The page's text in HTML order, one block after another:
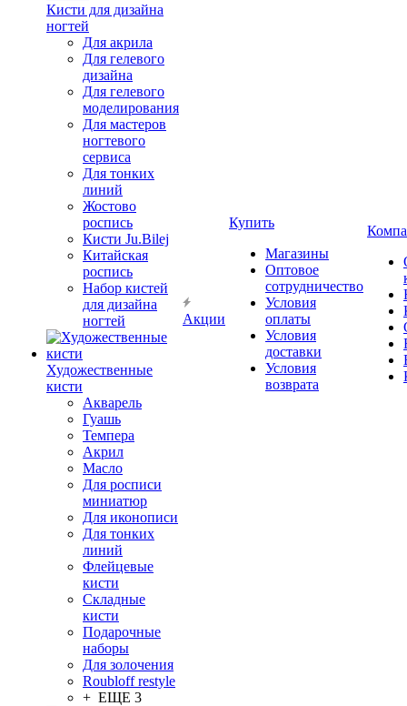
Кисти для дизайна
ногтей
Для акрила
Для гелевого
дизайна
Для гелевого
моделирования
Для мастеров
ногтевого
сервиса
Для тонких
линий
Жостово
роспись
Кисти Ju.Bilej
Китайская
роспись
Набор кистей
для дизайна
ногтей
Художественные
кисти
Акварель
Гуашь
Темпера
Акрил
Масло
Для росписи
миниатюр
Для иконописи
Для тонких
линий
Флейцевые
кисти
Складные
кисти
Подарочные
наборы
Для золочения
Roubloff restyle
+ ЕЩЕ 3
Акции
Купить
Магазины
Оптовое
сотрудничество
Условия
оплаты
Условия
доставки
Условия
возврата